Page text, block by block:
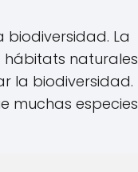
La
hábitats naturales
la biodiversidad.
muchas especies